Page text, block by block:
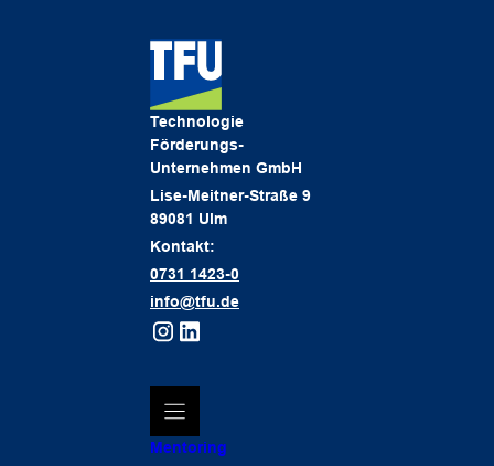
Technologie
Förderungs-
Unternehmen GmbH
Lise-Meitner-Straße 9
89081 Ulm
Kontakt:
0731 1423-0
info@tfu.de
Mentoring